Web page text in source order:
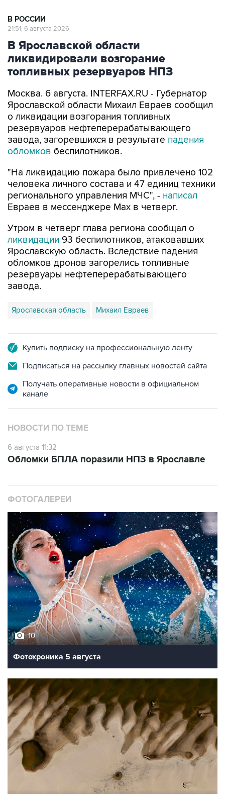
В РОССИИ
21:51, 6 августа 2026
В Ярославской области
ликвидировали возгорание
топливных резервуаров НПЗ
Москва. 6 августа. INTERFAX.RU - Губернатор
Ярославской области Михаил Евраев сообщил
о ликвидации возгорания топливных
резервуаров нефтеперерабатывающего
завода, загоревшихся в результате падения
обломков беспилотников.
"На ликвидацию пожара было привлечено 102
человека личного состава и 47 единиц техники
регионального управления МЧС", - написал
Евраев в мессенджере Мах в четверг.
Утром в четверг глава региона сообщал о
ликвидации 93 беспилотников, атаковавших
Ярославскую область. Вследствие падения
обломков дронов загорелись топливные
резервуары нефтеперерабатывающего
завода.
Ярославская область Михаил Евраев
Купить подписку на профессиональную ленту
Подписаться на рассылку главных новостей сайта
Получать оперативные новости в официальном
канале
НОВОСТИ ПО ТЕМЕ
6 августа 11:32
Обломки БПЛА поразили НПЗ в Ярославле
ФОТОГАЛЕРЕИ
10
Фотохроника 5 августа